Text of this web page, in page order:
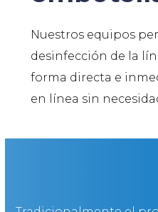
Nuestros equipos
desinfección de la
forma directa e
en línea sin